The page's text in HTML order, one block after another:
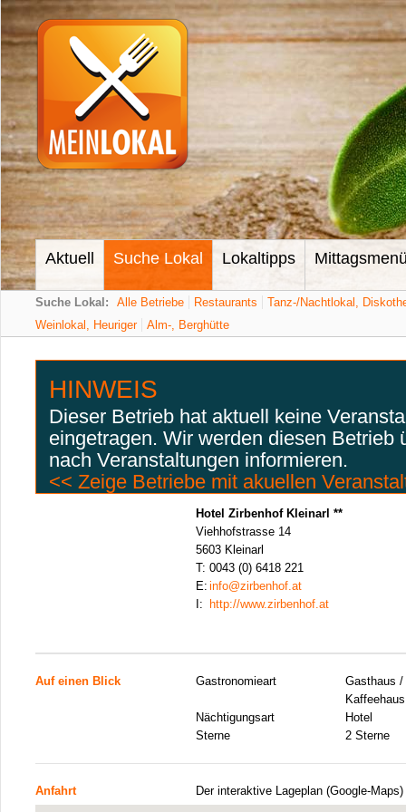
Aktuell Suche Lokal Lokaltipps
Suche Lokal: Alle Betriebe Restaurants
Tanz-/Nachtlokal,
Weinlokal, Heuriger
Alm-, Berghütte
HINWEIS
Dieser Betrieb hat aktuell keine
eingetragen. Wir werden diesen Betrieb
nach Veranstaltungen informieren.
<< Zeige Betriebe mit akuellen
Hotel Zirbenhof Kleinarl **
Viehhofstrasse 14
5603 Kleinarl
T: 0043 (0) 6418 221
E: info@zirbenhof.at
I:
http://www.zirbenhof.at
Auf einen Blick Gastronomieart
Gasthaus
Nächtigungsart
Hotel
Sterne
2 Sterne
Anfahrt Der interaktive Lageplan (Google-